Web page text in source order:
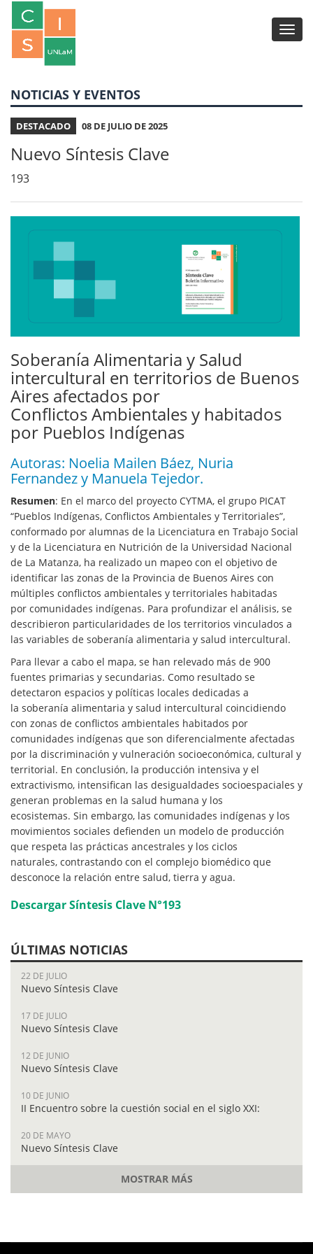
NOTICIAS Y EVENTOS
DESTACADO 08 DE JULIO DE 2025
Nuevo Síntesis Clave
193
Soberanía Alimentaria y Salud
intercultural en territorios de Buenos
Aires afectados por
Conflictos Ambientales y habitados
por Pueblos Indígenas
Autoras: Noelia Mailen Báez, Nuria
Fernandez y Manuela Tejedor.
Resumen: En el marco del proyecto CYTMA, el grupo PICAT
“Pueblos Indígenas, Conflictos Ambientales y Territoriales”,
conformado por alumnas de la Licenciatura en Trabajo Social
y de la Licenciatura en Nutrición de la Universidad Nacional
de La Matanza, ha realizado un mapeo con el objetivo de
identificar las zonas de la Provincia de Buenos Aires con
múltiples conflictos ambientales y territoriales habitadas
por comunidades indígenas. Para profundizar el análisis, se
describieron particularidades de los territorios vinculados a
las variables de soberanía alimentaria y salud intercultural.
Para llevar a cabo el mapa, se han relevado más de 900
fuentes primarias y secundarias. Como resultado se
detectaron espacios y políticas locales dedicadas a
la soberanía alimentaria y salud intercultural coincidiendo
con zonas de conflictos ambientales habitados por
comunidades indígenas que son diferencialmente afectadas
por la discriminación y vulneración socioeconómica, cultural y
territorial. En conclusión, la producción intensiva y el
extractivismo, intensifican las desigualdades socioespaciales y
generan problemas en la salud humana y los
ecosistemas. Sin embargo, las comunidades indígenas y los
movimientos sociales defienden un modelo de producción
que respeta las prácticas ancestrales y los ciclos
naturales, contrastando con el complejo biomédico que
desconoce la relación entre salud, tierra y agua.
Descargar Síntesis Clave N°193
ÚLTIMAS NOTICIAS
22 DE JULIO
Nuevo Síntesis Clave
17 DE JULIO
Nuevo Síntesis Clave
12 DE JUNIO
Nuevo Síntesis Clave
10 DE JUNIO
II Encuentro sobre la cuestión social en el siglo XXI:
20 DE MAYO
Nuevo Síntesis Clave
MOSTRAR MÁS